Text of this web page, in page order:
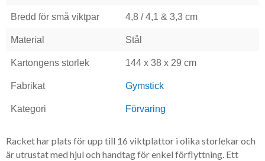
Bredd för små viktpar 4,8 / 4,1 & 3,3 cm
Material Stål
Kartongens storlek 144 x 38 x 29 cm
Fabrikat Gymstick
Kategori Förvaring
​Racket har plats för upp till 16 viktplattor i olika storlekar och
är utrustat med hjul och handtag för enkel förflyttning. Ett